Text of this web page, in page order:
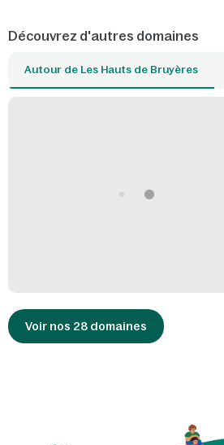
Découvrez d'autres domaines
Autour de Les Hauts de Bruyères
Voir nos 28 domaines